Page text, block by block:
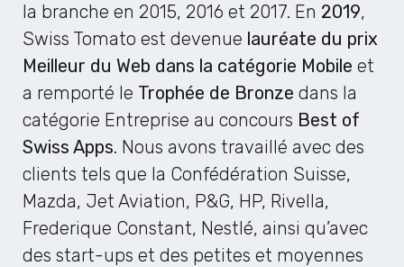
la branche en 2015, 2016 et 2017. En 2019,
Swiss Tomato est devenue lauréate du prix
Meilleur du Web dans la catégorie Mobile et
a remporté le Trophée de Bronze dans la
catégorie Entreprise au concours Best of
Swiss Apps. Nous avons travaillé avec des
clients tels que la Confédération Suisse,
Mazda, Jet Aviation, P&G, HP, Rivella,
Frederique Constant, Nestlé, ainsi qu’avec
des start-ups et des petites et moyennes